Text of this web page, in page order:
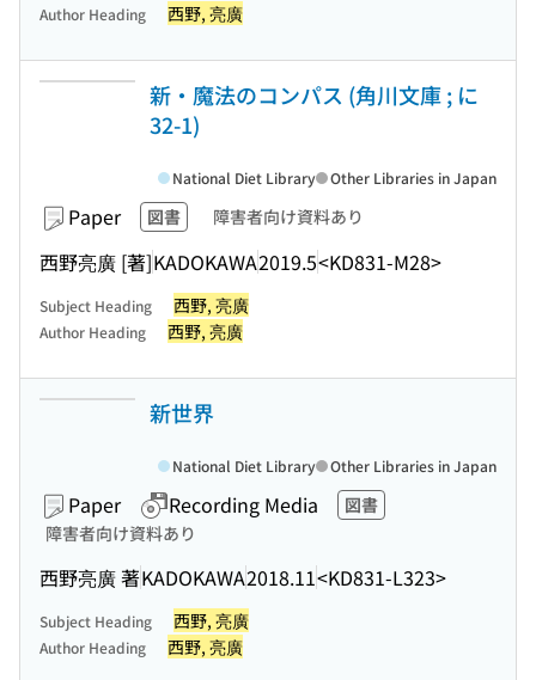
Author Heading 西野, 亮廣
新・魔法のコンパス (角川文庫 ; に
32-1)
Paper 図書 障害者向け資料あり
西野亮廣 [著]KADOKAWA2019.5<KD831-M28>
National Diet Library Other Libraries in Japan
Subject Heading 西野, 亮廣
Author Heading 西野, 亮廣
新世界
Paper Recording Media
図書
障害者向け資料あり
西野亮廣 著KADOKAWA2018.11<KD831-L323>
National Diet Library Other Libraries in Japan
Subject Heading 西野, 亮廣
Author Heading 西野, 亮廣